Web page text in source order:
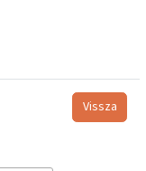
Vissza